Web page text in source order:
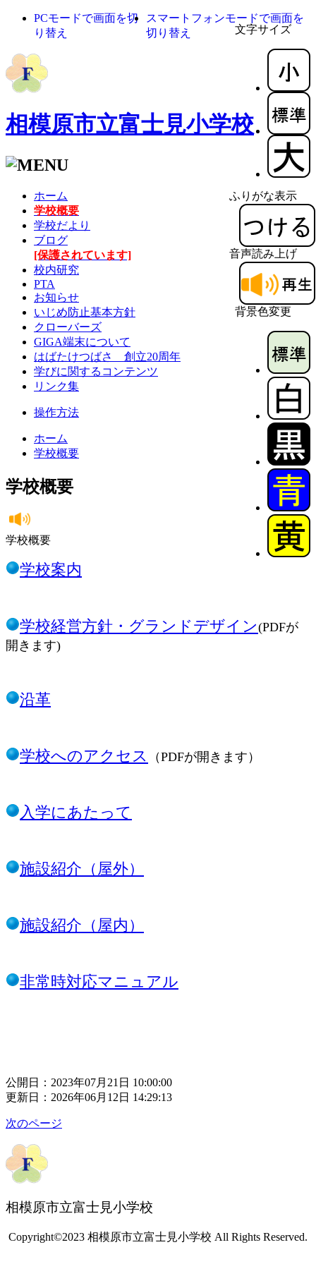
文字サイズ
ふりがな表示
音声読み上げ
背景色変更
PCモードで画面を切
り替え
スマートフォンモードで画面を
切り替え
相模原市立富士見小学校
ホーム
学校概要
学校だより
ブログ
[保護されています]
校内研究
PTA
お知らせ
いじめ防止基本方針
クローバーズ
GIGA端末について
はばたけつばさ 創立20周年
学びに関するコンテンツ
リンク集
操作方法
ホーム
学校概要
学校概要
学校概要
学校案内
学校経営方針・グランドデザイン(PDFが
開きます)
沿革
学校へのアクセス （PDFが開きます）
入学にあたって
施設紹介（屋外）
施設紹介（屋内）
非常時対応マニュアル
公開日：2023年07月21日 10:00:00
更新日：2026年06月12日 14:29:13
次のページ
相模原市立富士見小学校
Copyright©2023 相模原市立富士見小学校 All Rights Reserved.